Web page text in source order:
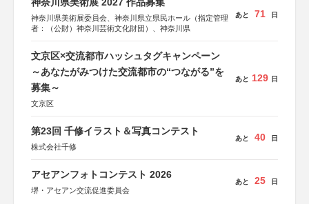
神奈川県美術展委員会、神奈川県立県民ホール（指定管理
者：（公財）神奈川芸術文化財団）、神奈川県
あと 71 日
文京区×交流都市ハッシュタグキャンペーン
～あなたがみつけた交流都市の“つながる”を
募集～
文京区
あと 129 日
第23回 千修イラスト＆写真コンテスト
株式会社千修
あと 40 日
アセアンフォトコンテスト 2026
堺・アセアン交流促進委員会
あと 25 日